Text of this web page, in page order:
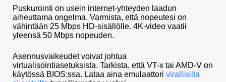
Puskurointi on usein internet-yhteyden laadun
aiheuttama ongelma. Varmista, että nopeutesi on
vähintään 25 Mbps HD-sisällölle. 4K-video vaatii
yleensä 50 Mbps nopeuden.
Asennusvaikeudet voivat johtua
virtualisointiasetuksista. Tarkista, että VT-x tai AMD-V on
käytössä BIOS:ssa. Lataa aina emulaattori virallisilta